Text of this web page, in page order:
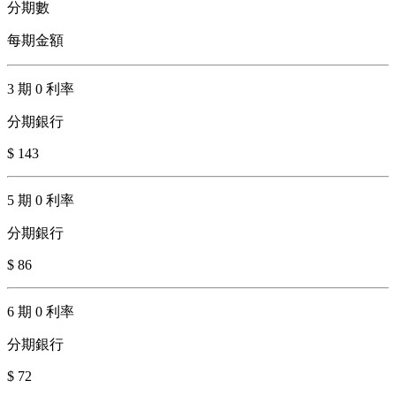
分期數
每期金額
3 期 0 利率
分期銀行
$ 143
5 期 0 利率
分期銀行
$ 86
6 期 0 利率
分期銀行
$ 72